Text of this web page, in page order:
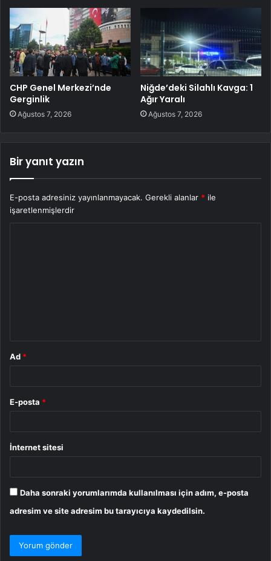
CHP Genel Merkezi’nde
Gerginlik
Ağustos 7, 2026
Niğde’deki Silahlı Kavga: 1
Ağır Yaralı
Ağustos 7, 2026
Bir yanıt yazın
E-posta adresiniz yayınlanmayacak. Gerekli alanlar * ile
işaretlenmişlerdir
Ad *
E-posta *
İnternet sitesi
Daha sonraki yorumlarımda kullanılması için adım, e-posta
adresim ve site adresim bu tarayıcıya kaydedilsin.